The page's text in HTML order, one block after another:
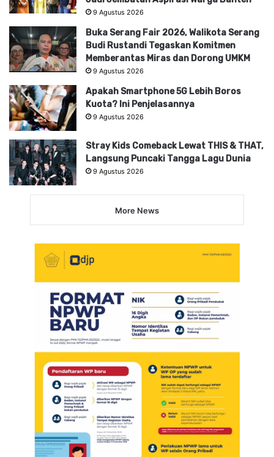
9 Agustus 2026
Buka Serang Fair 2026, Walikota Serang
Budi Rustandi Tegaskan Komitmen
Memberantas Miras dan Dorong UMKM
9 Agustus 2026
Apakah Smartphone 5G Lebih Boros
Kuota? Ini Penjelasannya
9 Agustus 2026
Stray Kids Comeback Lewat THIS & THAT,
Langsung Puncaki Tangga Lagu Dunia
9 Agustus 2026
More News